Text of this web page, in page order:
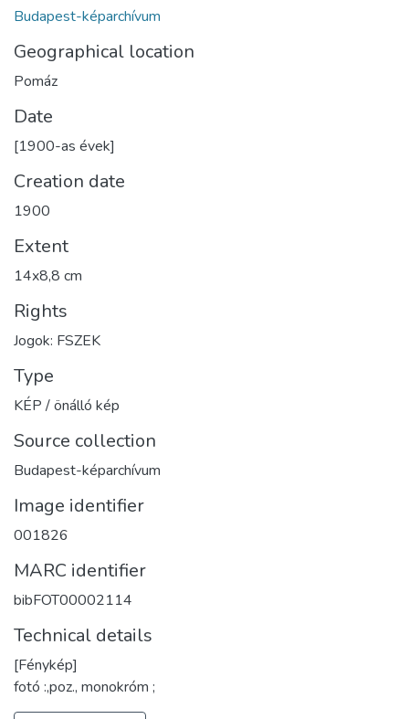
Budapest-képarchívum
Geographical location
Pomáz
Date
[1900-as évek]
Creation date
1900
Extent
14x8,8 cm
Rights
Jogok: FSZEK
Type
KÉP / önálló kép
Source collection
Budapest-képarchívum
Image identifier
001826
MARC identifier
bibFOT00002114
Technical details
[Fénykép]
fotó :,poz., monokróm ;